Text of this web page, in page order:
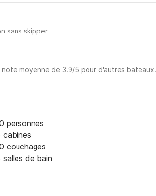
sans skipper.
moyenne de 3.9/5 pour d'autres bateaux.
personnes
cabines
couchages
salles de bain